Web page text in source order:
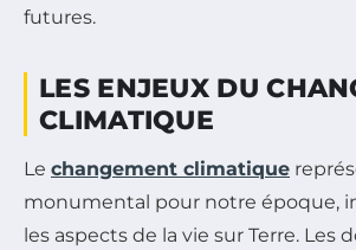
futures.
LES ENJEUX DU
CLIMATIQUE
Le changement climatique
monumental pour notre époque,
les aspects de la vie sur Terre. Les